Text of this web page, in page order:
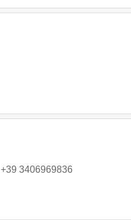
+39 3406969836